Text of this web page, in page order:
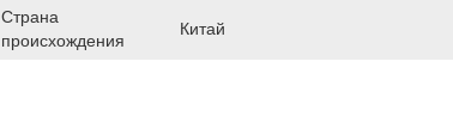
Страна
происхождения
Китай